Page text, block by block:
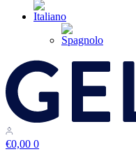
€0,00 0